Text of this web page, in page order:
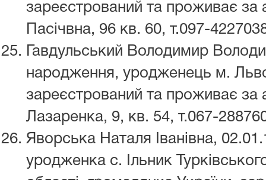
зареєстрований та проживає за
Пасічвна, 96 кв. 60, т.097-
Гавдульський Володимир
народження, уродженець м.
зареєстрований та проживає за
Лазаренка, 9, кв. 54, т.067-
Яворська Наталя Іванівна,
уродженка с. Ільник